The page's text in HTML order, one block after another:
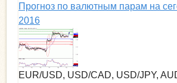
Прогноз по валютным парам на
2016
EUR/USD, USD/CAD, USD/JPY,